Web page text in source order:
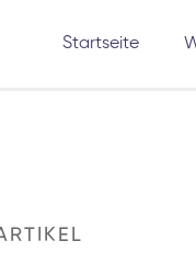
Startseite